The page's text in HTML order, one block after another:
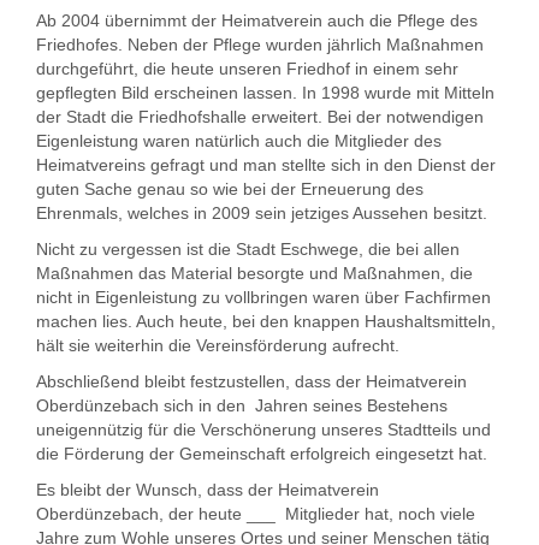
Ab 2004 übernimmt der Heimatverein auch die Pflege des
Friedhofes. Neben der Pflege wurden jährlich Maßnahmen
durchgeführt, die heute unseren Friedhof in einem sehr
gepflegten Bild erscheinen lassen. In 1998 wurde mit Mitteln
der Stadt die Friedhofshalle erweitert. Bei der notwendigen
Eigenleistung waren natürlich auch die Mitglieder des
Heimatvereins gefragt und man stellte sich in den Dienst der
guten Sache genau so wie bei der Erneuerung des
Ehrenmals, welches in 2009 sein jetziges Aussehen besitzt.
Nicht zu vergessen ist die Stadt Eschwege, die bei allen
Maßnahmen das Material besorgte und Maßnahmen, die
nicht in Eigenleistung zu vollbringen waren über Fachfirmen
machen lies. Auch heute, bei den knappen Haushaltsmitteln,
hält sie weiterhin die Vereinsförderung aufrecht.
Abschließend bleibt festzustellen, dass der Heimatverein
Oberdünzebach sich in den Jahren seines Bestehens
uneigennützig für die Verschönerung unseres Stadtteils und
die Förderung der Gemeinschaft erfolgreich eingesetzt hat.
Es bleibt der Wunsch, dass der Heimatverein
Oberdünzebach, der heute ___ Mitglieder hat, noch viele
Jahre zum Wohle unseres Ortes und seiner Menschen tätig